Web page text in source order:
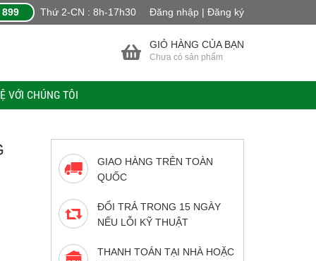
Thứ 2-CN : 8h-17h30 Đăng nhập | Đăng ký
GIỎ HÀNG CỦA BẠN
Chưa có sản phẩm
VỚI CHÚNG TÔI
GIAO HÀNG TRÊN TOÀN
QUỐC
ĐỔI TRẢ TRONG 15 NGÀY
NẾU LỖI KỸ THUẬT
THANH TOÁN TẠI NHÀ HOẶC